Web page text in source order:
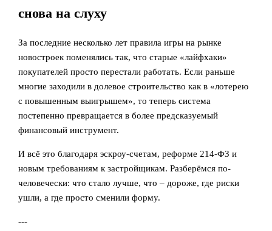
снова на слуху
За последние несколько лет правила игры на рынке
новостроек поменялись так, что старые «лайфхаки»
покупателей просто перестали работать. Если раньше
многие заходили в долевое строительство как в «лотерею
с повышенным выигрышем», то теперь система
постепенно превращается в более предсказуемый
финансовый инструмент.
И всё это благодаря эскроу-счетам, реформе 214‑ФЗ и
новым требованиям к застройщикам. Разберёмся по-
человечески: что стало лучше, что – дороже, где риски
ушли, а где просто сменили форму.
---